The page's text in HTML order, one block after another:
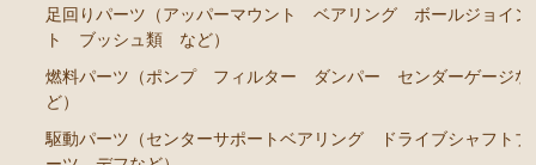
エンジンパーツ 2T-GEU
エンジンパーツ 18R-GEU
エンジンパーツ（マウント 他）
排気パーツ（Exhaust Parts）
足回りパーツ（アッパーマウント ベアリング ボールジョイン
ト ブッシュ類 など）
燃料パーツ（ポンプ フィルター ダンパー センダーゲージな
ど）
駆動パーツ（センターサポートベアリング ドライブシャフトブ